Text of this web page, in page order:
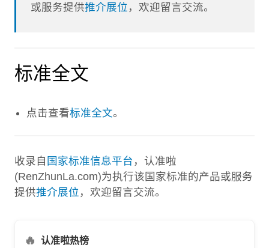
或服务提供推介展位 ，欢迎留言交流。
标准全文
点击查看标准全文。
收录自 国家标准信息平台 ，认准啦
(RenZhunLa.com)为执行该国家标准的产品或服务
提供推介展位 ，欢迎留言交流。
🔥 认准啦热榜